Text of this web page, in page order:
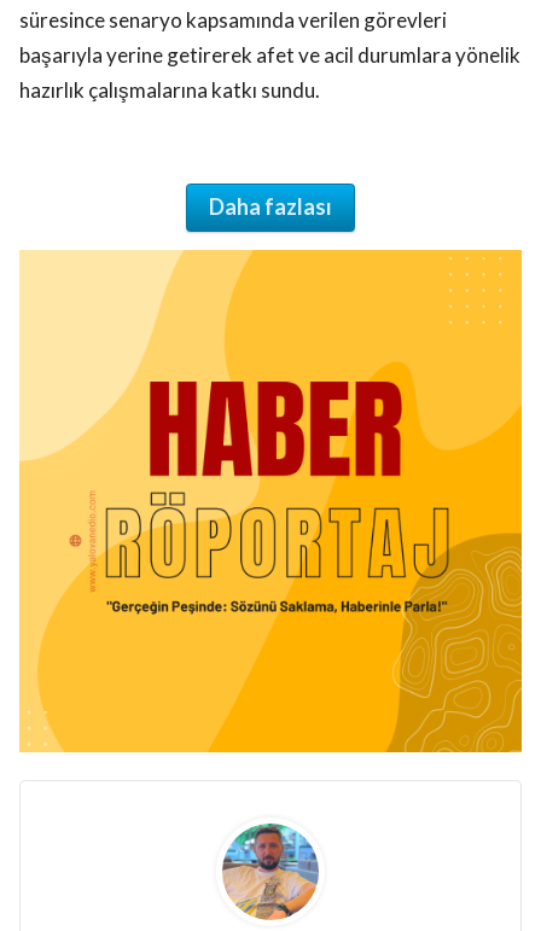
süresince senaryo kapsamında verilen görevleri
başarıyla yerine getirerek afet ve acil durumlara yönelik
hazırlık çalışmalarına katkı sundu.
Daha fazlası